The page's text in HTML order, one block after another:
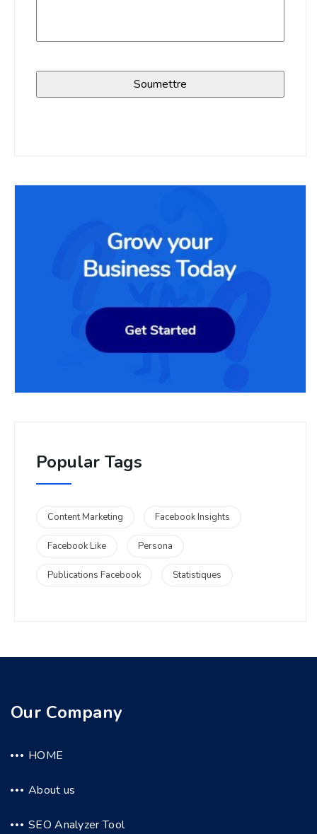
Popular Tags
Content Marketing Facebook Insights
Facebook Like Persona
Publications Facebook Statistiques
Our Company
HOME
About us
SEO Analyzer Tool